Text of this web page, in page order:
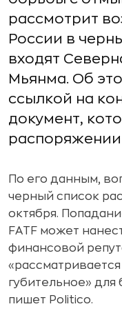
рассмотрит
России в
входят
Мьянма. Об
ссылкой на
документ,
распоряжении
По его данным,
черный список
октября.
FATF может
финансовой
губительное» для
пишет Politico.